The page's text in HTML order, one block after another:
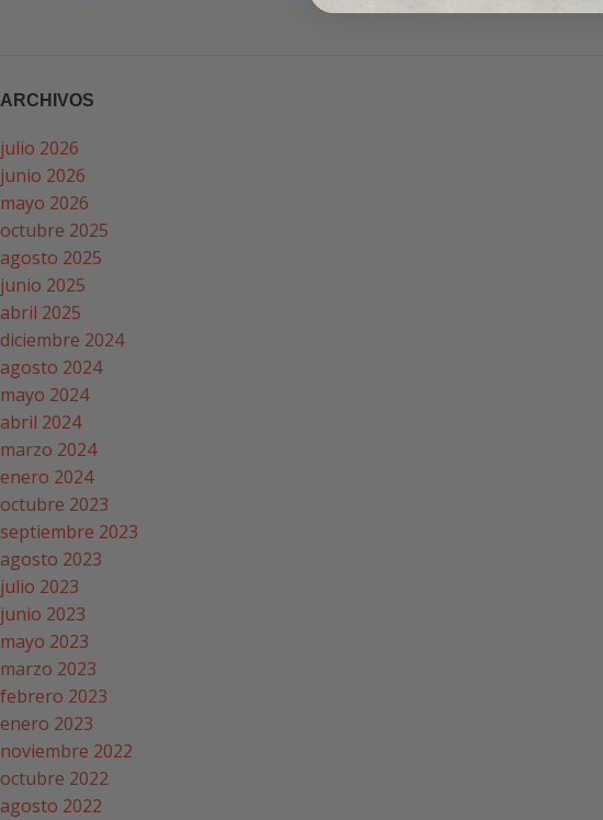
ARCHIVOS
julio 2026
junio 2026
mayo 2026
octubre 2025
agosto 2025
junio 2025
abril 2025
diciembre 2024
agosto 2024
mayo 2024
abril 2024
marzo 2024
enero 2024
octubre 2023
septiembre 2023
agosto 2023
julio 2023
junio 2023
mayo 2023
marzo 2023
febrero 2023
enero 2023
noviembre 2022
octubre 2022
agosto 2022